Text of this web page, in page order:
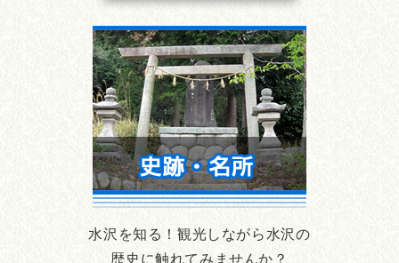
水沢を知る！観光しながら水沢の
歴史に触れてみませんか？